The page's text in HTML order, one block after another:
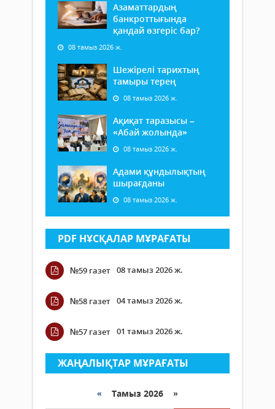
Азаматтардың
банкроттығында
қандай өзгеріс бар?
08 тамыз 2026 ж.
Шежірелі тарихтың
тамыры терең
08 тамыз 2026 ж.
Ақиқат таразысы –
«Абай жолында»
08 тамыз 2026 ж.
Адами құндылықтың
шырағданы
08 тамыз 2026 ж.
PDF НҰСҚАЛАР МҰРАҒАТЫ
№59 газет 08 тамыз 2026 ж.
№58 газет 04 тамыз 2026 ж.
№57 газет 01 тамыз 2026 ж.
ЖАҢАЛЫҚТАР МҰРАҒАТЫ
« Тамыз 2026 »